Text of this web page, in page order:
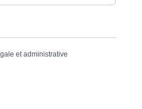
et administrative